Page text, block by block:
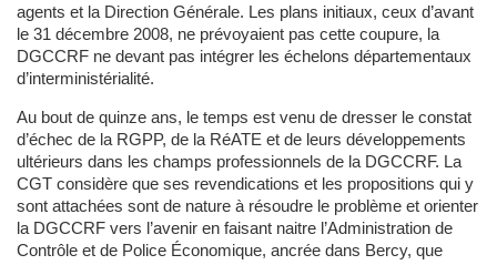
agents et la Direction Générale. Les plans initiaux, ceux d’avant
le 31 décembre 2008, ne prévoyaient pas cette coupure, la
DGCCRF ne devant pas intégrer les échelons départementaux
d’interministérialité.
Au bout de quinze ans, le temps est venu de dresser le constat
d’échec de la RGPP, de la RéATE et de leurs développements
ultérieurs dans les champs professionnels de la DGCCRF. La
CGT considère que ses revendications et les propositions qui y
sont attachées sont de nature à résoudre le problème et orienter
la DGCCRF vers l’avenir en faisant naitre l’Administration de
Contrôle et de Police Économique, ancrée dans Bercy, que